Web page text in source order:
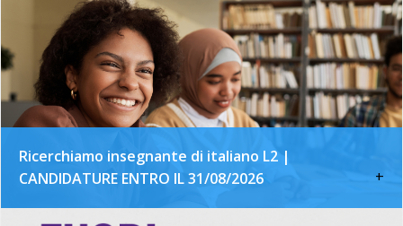
Ricerchiamo insegnante di italiano L2 |
CANDIDATURE ENTRO IL 31/08/2026
+